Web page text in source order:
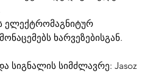
ელექტრომაგნიტურ
ხარვეზებისგან.
სიგნალის სიმძლავრე: Jasoz